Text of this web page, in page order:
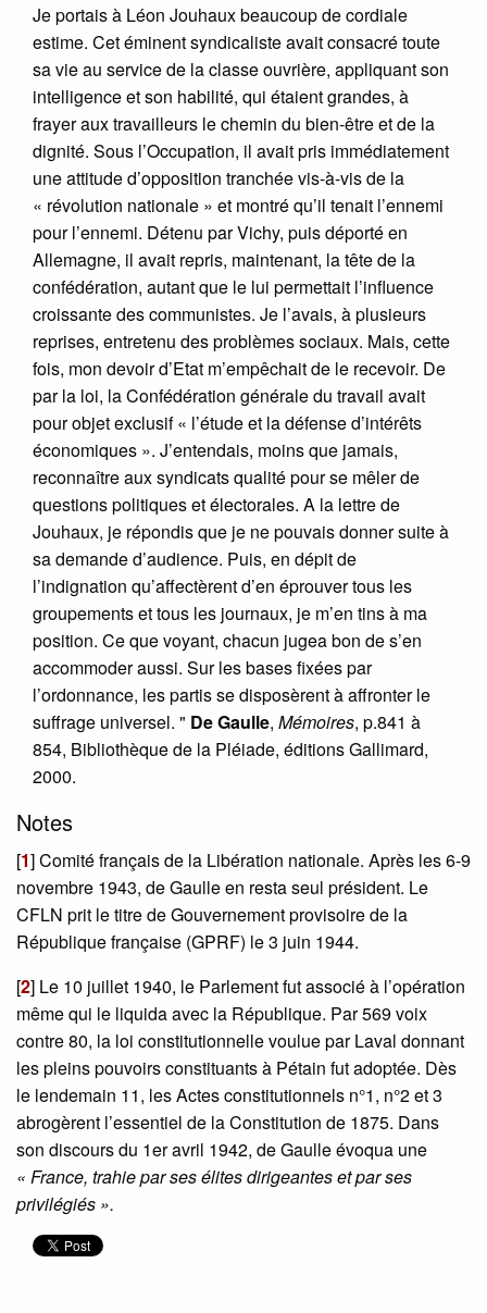
Je portais à Léon Jouhaux beaucoup de cordiale
estime. Cet éminent syndicaliste avait consacré toute
sa vie au service de la classe ouvrière, appliquant son
intelligence et son habilité, qui étaient grandes, à
frayer aux travailleurs le chemin du bien-être et de la
dignité. Sous l’Occupation, il avait pris immédiatement
une attitude d’opposition tranchée vis-à-vis de la
« révolution nationale » et montré qu’il tenait l’ennemi
pour l’ennemi. Détenu par Vichy, puis déporté en
Allemagne, il avait repris, maintenant, la tête de la
confédération, autant que le lui permettait l’influence
croissante des communistes. Je l’avais, à plusieurs
reprises, entretenu des problèmes sociaux. Mais, cette
fois, mon devoir d’Etat m’empêchait de le recevoir. De
par la loi, la Confédération générale du travail avait
pour objet exclusif « l’étude et la défense d’intérêts
économiques ». J’entendais, moins que jamais,
reconnaître aux syndicats qualité pour se mêler de
questions politiques et électorales. A la lettre de
Jouhaux, je répondis que je ne pouvais donner suite à
sa demande d’audience. Puis, en dépit de
l’indignation qu’affectèrent d’en éprouver tous les
groupements et tous les journaux, je m’en tins à ma
position. Ce que voyant, chacun jugea bon de s’en
accommoder aussi. Sur les bases fixées par
l’ordonnance, les partis se disposèrent à affronter le
suffrage universel. " De Gaulle, Mémoires, p.841 à
854, Bibliothèque de la Pléiade, éditions Gallimard,
2000.
Notes
[1]Comité français de la Libération nationale. Après les 6-9
novembre 1943, de Gaulle en resta seul président. Le
CFLN prit le titre de Gouvernement provisoire de la
République française (GPRF) le 3 juin 1944.
[2] Le 10 juillet 1940, le Parlement fut associé à l’opération
même qui le liquida avec la République. Par 569 voix
contre 80, la loi constitutionnelle voulue par Laval donnant
les pleins pouvoirs constituants à Pétain fut adoptée. Dès
le lendemain 11, les Actes constitutionnels n°1, n°2 et 3
abrogèrent l’essentiel de la Constitution de 1875. Dans
son discours du 1er avril 1942, de Gaulle évoqua une
« France, trahie par ses élites dirigeantes et par ses
privilégiés ».